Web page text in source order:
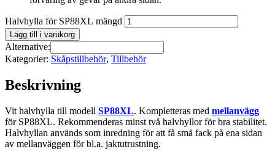
Halvhylla för SP88XL mängd
Lägg till i varukorg
Alternative:
Kategorier: Skåpstillbehör, Tillbehör
Beskrivning
Vit halvhylla till modell SP88XL. Kompletteras med mellanvägg
för SP88XL. Rekommenderas minst två halvhyllor för bra stabilitet.
Halvhyllan används som inredning för att få små fack på ena sidan
av mellanväggen för bl.a. jaktutrustning.